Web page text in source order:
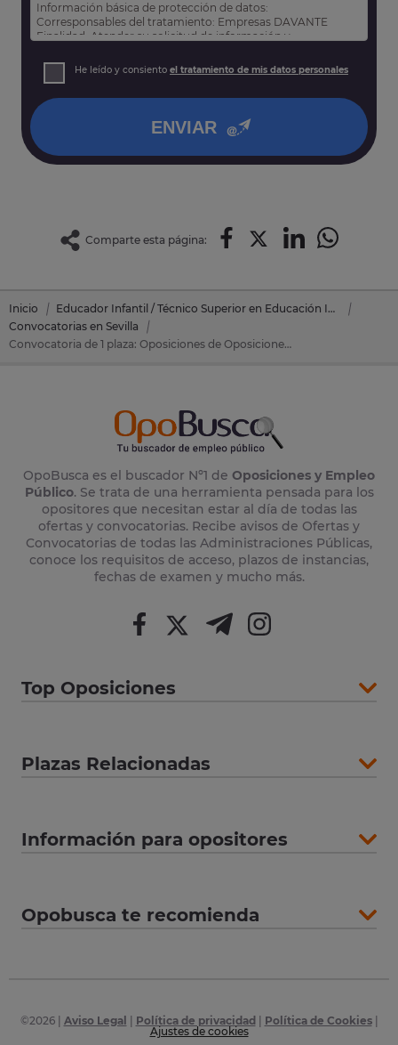
Información básica de protección de datos:
Corresponsables del tratamiento: Empresas DAVANTE
Finalidad: Atender su solicitud de información y
Derechos: Puede acceder, rectificar y suprimir sus datos,
así como otros derechos tal y como se explica en nuestra
He leído y consiento el tratamiento de mis datos personales
ENVIAR
Comparte esta página:
Inicio
Educador Infantil / Técnico Superior en Educación Infantil
Convocatorias en Sevilla
Convocatoria de 1 plaza: Oposiciones de Oposiciones Educación Infantil en Sevilla (Sevilla)
OpoBusca es el buscador Nº1 de Oposiciones y Empleo
Público. Se trata de una herramienta pensada para los
opositores que necesitan estar al día de todas las
ofertas y convocatorias. Recibe avisos de Ofertas y
Convocatorias de todas las Administraciones Públicas,
conoce los requisitos de acceso, plazos de instancias,
fechas de examen y mucho más.
Top Oposiciones
Plazas Relacionadas
Información para opositores
Opobusca te recomienda
©2026| Aviso Legal Política de privacidad Política de Cookies|
Ajustes de cookies